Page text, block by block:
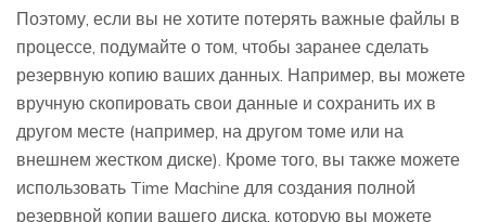
Поэтому, если вы не хотите потерять важные файлы в
процессе, подумайте о том, чтобы заранее сделать
резервную копию ваших данных. Например, вы можете
вручную скопировать свои данные и сохранить их в
другом месте (например, на другом томе или на
внешнем жестком диске). Кроме того, вы также можете
использовать Time Machine для создания полной
резервной копии вашего диска, которую вы можете